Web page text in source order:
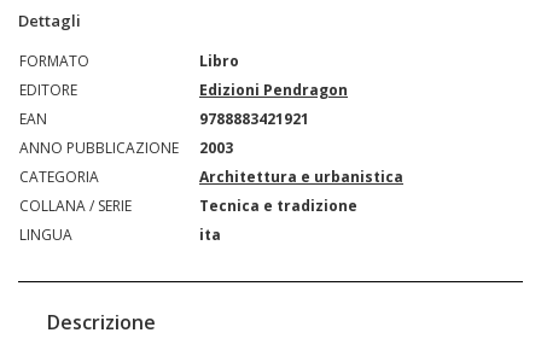
Dettagli
FORMATO
Libro
EDITORE
Edizioni Pendragon
EAN
9788883421921
ANNO PUBBLICAZIONE
2003
CATEGORIA
Architettura e urbanistica
COLLANA / SERIE
Tecnica e tradizione
LINGUA
ita
Descrizione